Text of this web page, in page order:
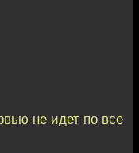
не идет по все